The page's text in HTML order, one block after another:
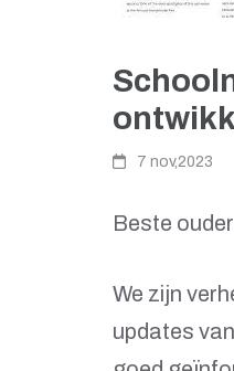
7 nov,2023
Beste
We zijn
updates